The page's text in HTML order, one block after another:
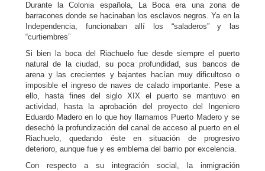
Durante la Colonia española, La Boca era una zona de
barracones donde se hacinaban los esclavos negros. Ya en la
Independencia, funcionaban allí los “saladeros” y las
“curtiembres”
Si bien la boca del Riachuelo fue desde siempre el puerto
natural de la ciudad, su poca profundidad, sus bancos de
arena y las crecientes y bajantes hacían muy dificultoso o
imposible el ingreso de naves de calado importante. Pese a
ello, hasta fines del siglo XIX el puerto se mantuvo en
actividad, hasta la aprobación del proyecto del Ingeniero
Eduardo Madero en lo que hoy llamamos Puerto Madero y se
desechó la profundización del canal de acceso al puerto en el
Riachuelo, quedando éste en situación de progresivo
deterioro, aunque fue y es emblema del barrio por excelencia.
Con respecto a su integración social, la inmigración